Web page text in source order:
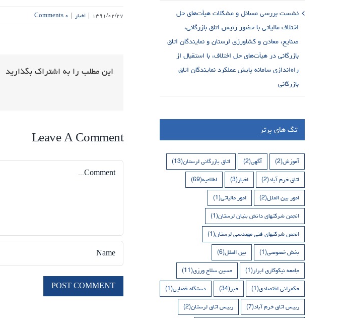
۱۳۹۱/۰۲/۲۷ | اخبار | ۰ Comments
این مطلب را به اشتراک بگذارید
Leave A Comment
نشست بررسی مسائل و مشکلات هیأت‌های حل
اختلاف مالیاتی با حضور رئیس اتاق بازرگانی،
صنایع، معادن و کشاورزی لرستان و نمایندگان اتاق
بازرگانی در هیأت‌های حل اختلاف، با استقبال از
راه‌اندازی سامانه پایش عملکرد نمایندگان اتاق
بازرگانی
تگ های برتر
آموزش(2) آگهی(2) اتاق بازرگانی لرستان(13)
اتاق خرم آباد(2) اخبار(3) اطلاعیه(69)
امور بین الملل(2) امور مالیاتی(1)
انجمن شرکتهای دانش بنیان لرستان(1)
انجمن شرکتهای فنی مهندسی لرستان(1)
بخش خصوصی(1) بین الملل(6)
جامعه نیکوکاری ابرار(1) حسین سلاح ورزی(11)
حکمرانی اقتصادی(1) خبر(34) دستگاه قضایی(1)
رییس اتاق خرم آباد(7) رییس اتاق لرستان(2)